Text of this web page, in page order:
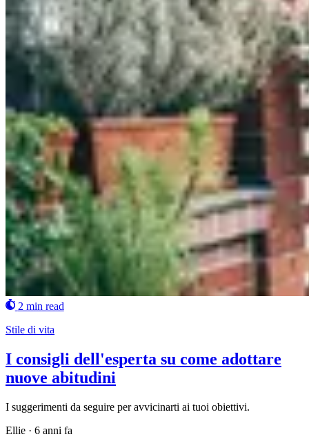
2 min read
Stile di vita
I consigli dell'esperta su come adottare
nuove abitudini
I suggerimenti da seguire per avvicinarti ai tuoi obiettivi.
Ellie · 6 anni fa